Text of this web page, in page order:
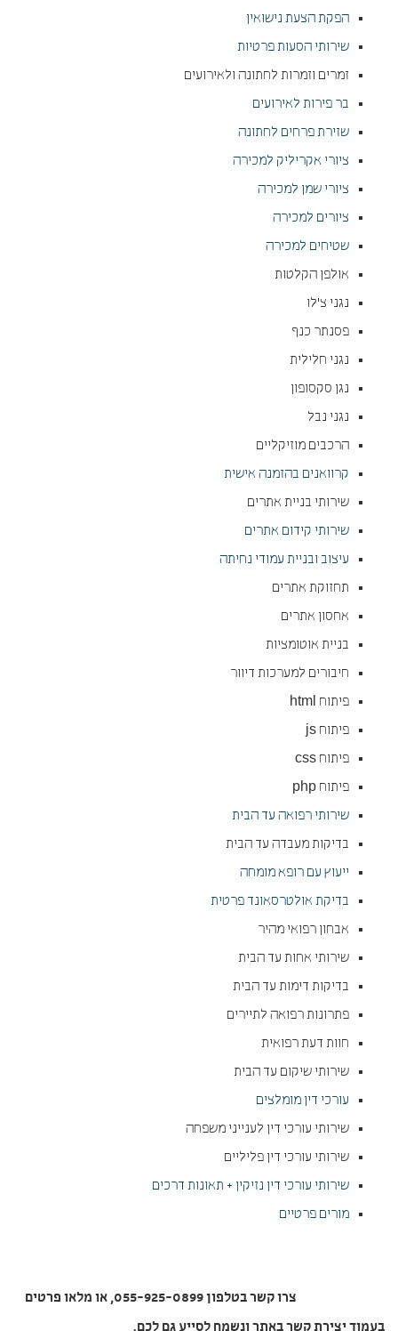
הפקת הצעת נישואין
שירותי הסעות פרטיות
זמרים וזמרות לחתונה ולאירועים
בר פירות לאירועים
שזירת פרחים לחתונה
ציורי אקריליק למכירה
ציורי שמן למכירה
ציורים למכירה
שטיחים למכירה
אולפן הקלטות
נגני צ'לו
פסנתר כנף
נגני חלילית
נגן סקסופון
נגני נבל
הרכבים מוזיקליים
קרוואנים בהזמנה אישית
שירותי בניית אתרים
שירותי קידום אתרים
עיצוב ובניית עמודי נחיתה
תחזוקת אתרים
אחסון אתרים
בניית אוטומציות
חיבורים למערכות דיוור
פיתוח html
פיתוח js
פיתוח css
פיתוח php
שירותי רפואה עד הבית
בדיקות מעבדה עד הבית
ייעוץ עם רופא מומחה
בדיקת אולטרסאונד פרטית
אבחון רפואי מהיר
שירותי אחות עד הבית
בדיקות דימות עד הבית
פתרונות רפואה לתיירים
חוות דעת רפואית
שירותי שיקום עד הבית
עורכי דין מומלצים
שירותי עורכי דין לענייני משפחה
שירותי עורכי דין פליליים
שירותי עורכי דין נזיקין + תאונות דרכים
מורים פרטיים
צרו קשר בטלפון 055-925-0899, או מלאו פרטים